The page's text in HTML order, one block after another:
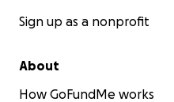
Sign up as a nonprofit
About
How GoFundMe works